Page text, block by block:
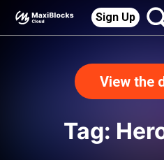
Sign Up
View the
Tag: